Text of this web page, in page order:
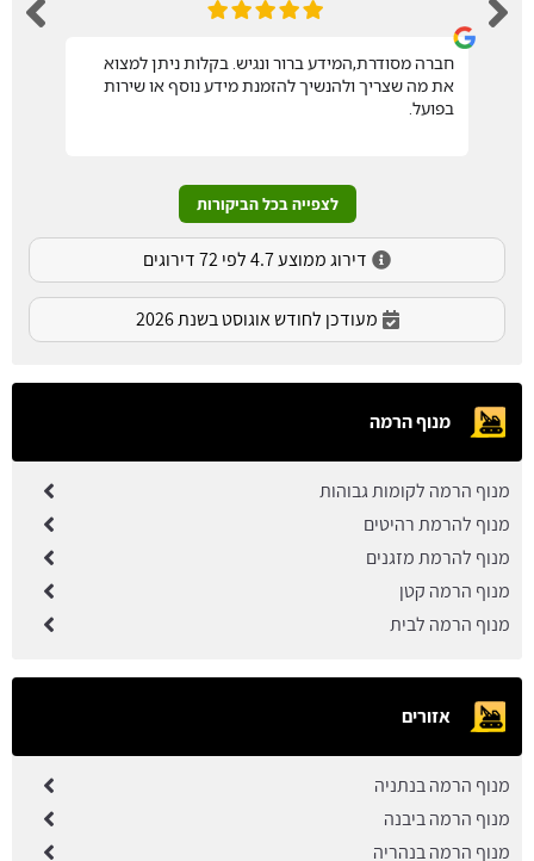
חברה מסודרת,המידע ברור ונגיש. בקלות ניתן למצוא
את מה שצריך ולהנשיך להזמנת מידע נוסף או שירות
בפועל.
לצפייה בכל הביקורות
דירוג ממוצע 4.7 לפי 72 דירוגים
מעודכן לחודש אוגוסט בשנת 2026
מנוף הרמה
מנוף הרמה לקומות גבוהות
מנוף להרמת רהיטים
מנוף להרמת מזגנים
מנוף הרמה קטן
מנוף הרמה לבית
אזורים
מנוף הרמה בנתניה
מנוף הרמה ביבנה
מנוף הרמה בנהריה